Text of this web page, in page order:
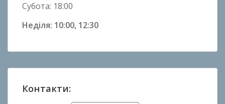
Субота: 18:00
Неділя: 10:00, 12:30
Контакти: